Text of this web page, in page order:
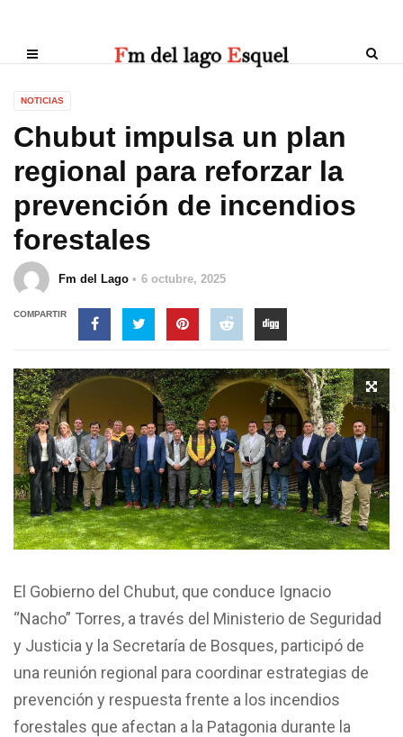
NOTICIAS
Chubut impulsa un plan
regional para reforzar la
prevención de incendios
forestales
Fm del Lago 6 octubre, 2025
COMPARTIR
El Gobierno del Chubut, que conduce Ignacio
“Nacho” Torres, a través del Ministerio de Seguridad
y Justicia y la Secretaría de Bosques, participó de
una reunión regional para coordinar estrategias de
prevención y respuesta frente a los incendios
forestales que afectan a la Patagonia durante la